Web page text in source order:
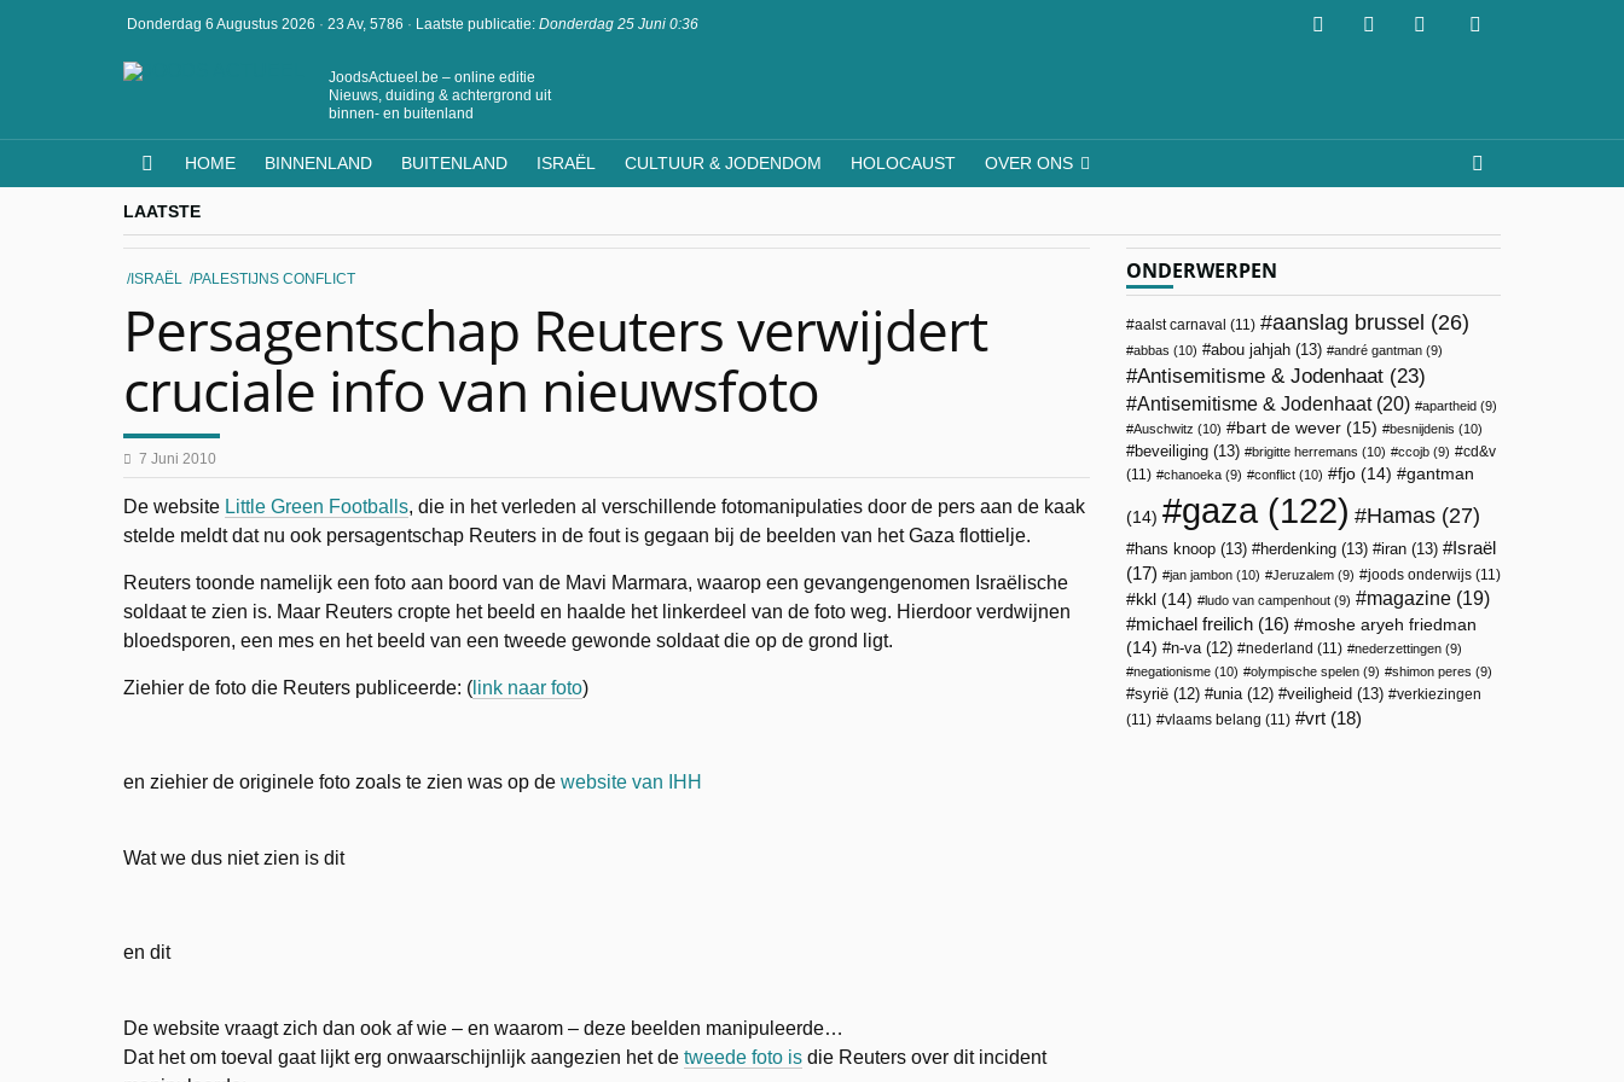
Donderdag 6 Augustus 2026 · 23 Av, 5786 · Laatste publicatie: Donderdag 25 Juni 0:36
JoodsActueel.be – online editie
Nieuws, duiding & achtergrond uit
binnen- en buitenland
HOME BINNENLAND BUITENLAND ISRAËL CULTUUR & JODENDOM HOLOCAUST OVER ONS
LAATSTE
ISRAËL PALESTIJNS CONFLICT
Persagentschap Reuters verwijdert
cruciale info van nieuwsfoto
7 Juni 2010
De website Little Green Footballs, die in het verleden al verschillende fotomanipulaties door de pers aan de kaak
stelde meldt dat nu ook persagentschap Reuters in de fout is gegaan bij de beelden van het Gaza flottielje.
Reuters toonde namelijk een foto aan boord van de Mavi Marmara, waarop een gevangengenomen Israëlische
soldaat te zien is. Maar Reuters cropte het beeld en haalde het linkerdeel van de foto weg. Hierdoor verdwijnen
bloedsporen, een mes en het beeld van een tweede gewonde soldaat die op de grond ligt.
Ziehier de foto die Reuters publiceerde: ( link naar foto)
en ziehier de originele foto zoals te zien was op de website van IHH
Wat we dus niet zien is dit
en dit
De website vraagt zich dan ook af wie – en waarom – deze beelden manipuleerde…
Dat het om toeval gaat lijkt erg onwaarschijnlijk aangezien het de tweede foto is die Reuters over dit incident
ONDERWERPEN
aalst carnaval (11) aanslag brussel (26)
abbas (10) abou jahjah (13) andré gantman (9)
Antisemitisme & Jodenhaat (23)
Antisemitisme & Jodenhaat(20) apartheid (9)
Auschwitz (10) bart de wever (15) besnijdenis (10)
beveiliging (13) brigitte herremans (10) ccojb (9)
cd&v
(11)
chanoeka (9) conflict (10) fjo (14) gantman
(14) gaza(122) Hamas (27)
hans knoop (13) herdenking (13) iran (13)
Israël
(17)
jan jambon (10) Jeruzalem (9) joods onderwijs (11)
kkl (14) ludo van campenhout (9) magazine (19)
michael freilich (16)
moshe aryeh friedman
(14)
n-va(12) nederland (11) nederzettingen (9)
negationisme (10) olympische spelen (9) shimon peres (9)
syrië (12) unia(12) veiligheid (13)
verkiezingen
(11)
vlaams belang (11) vrt (18)